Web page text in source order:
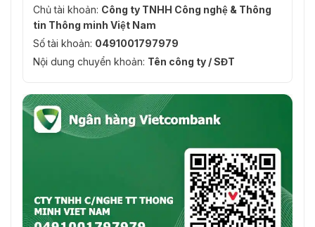
Chủ tài khoản: Công ty TNHH Công nghệ & Thông
tin Thông minh Việt Nam
Số tài khoản: 0491001797979
Nội dung chuyển khoản: Tên công ty / SĐT